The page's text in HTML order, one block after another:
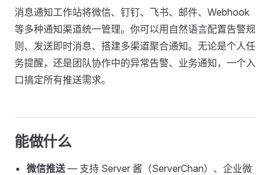
消息通知工作站将微信、钉钉、飞书、邮件、Webhook
等多种通知渠道统一管理。你可以用自然语言配置告警规
则、发送即时消息、搭建多渠道聚合通知。无论是个人任
务提醒，还是团队协作中的异常告警、业务通知，一个入
口搞定所有推送需求。
能做什么
微信推送— 支持 Server 酱（ServerChan）、企业微